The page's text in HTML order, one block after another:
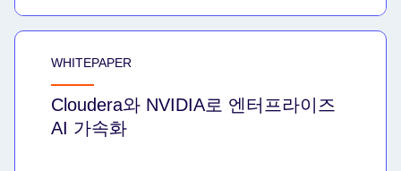
WHITEPAPER
Cloudera와 NVIDIA로 엔터프라이즈
AI 가속화